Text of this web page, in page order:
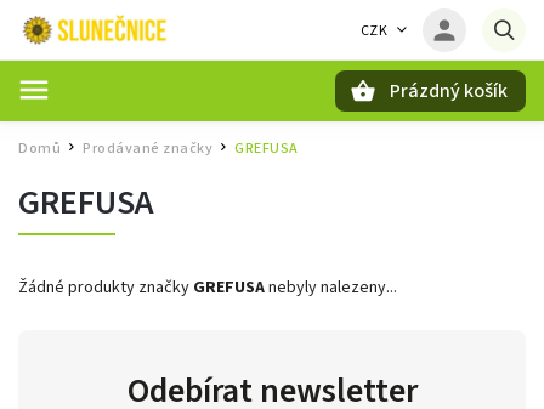
CZK
Prázdný košík
Domů / Prodávané značky / GREFUSA
GREFUSA
Žádné produkty značky GREFUSAnebyly nalezeny...
Odebírat newsletter